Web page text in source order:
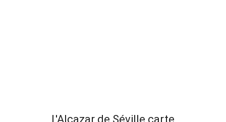
L'Alcazar de Séville carte